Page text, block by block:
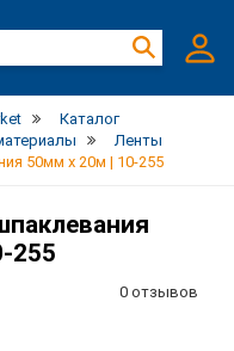
Каталог
Ленты
50мм х 20м | 10-255
255
0 отзывов